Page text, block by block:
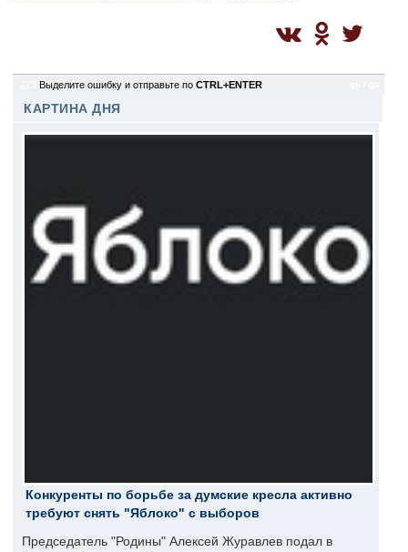
Выделите ошибку и отправьте по CTRL+ENTER
КАРТИНА ДНЯ
Конкуренты по борьбе за думские кресла активно
требуют снять "Яблоко" с выборов
Председатель "Родины" Алексей Журавлев подал в